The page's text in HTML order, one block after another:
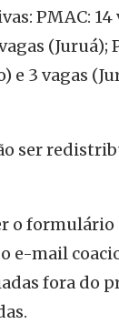
PMAC: 14
(Juruá);
e 3 vagas
ser
o
e-mail
fora do